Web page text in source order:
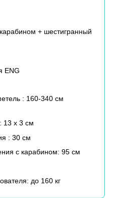
+ шестигранный
ENG
: 160-340 см
13 х 3 см
: 30 см
с карабином: 95 см
до 160 кг